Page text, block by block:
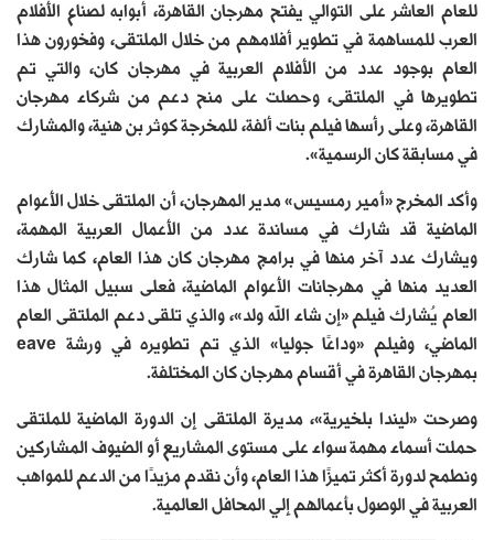
للعام العاشر على التوالي يفتح مهرجان القاهرة، أبوابه لصناع الأفلام
العرب للمساهمة في تطوير أفلامهم من خلال الملتقى، وفخورون هذا
العام بوجود عدد من الأفلام العربية في مهرجان كان، والتي تم
تطويرها في الملتقى، وحصلت على منح دعم من شركاء مهرجان
القاهرة، وعلى رأسها فيلم بنات ألفة، للمخرجة كوثر بن هنية، والمشارك
في مسابقة كان الرسمية».
وأكد المخرج «أمير رمسيس» مدير المهرجان، أن الملتقى خلال الأعوام
الماضية قد شارك في مساندة عدد من الأعمال العربية المهمة،
ويشارك عدد آخر منها في برامج مهرجان كان هذا العام، كما شارك
العديد منها في مهرجانات الأعوام الماضية، فعلى سبيل المثال هذا
العام يُشارك فيلم «إن شاء الله ولد»، والذي تلقى دعم الملتقى العام
الماضي، وفيلم «وداعًا جوليا» الذي تم تطويره في ورشة eave
بمهرجان القاهرة في أقسام مهرجان كان المختلفة.
وصرحت «ليندا بلخيرية»، مديرة الملتقى إن الدورة الماضية للملتقى
حملت أسماء مهمة سواء على مستوى المشاريع أو الضيوف المشاركين
ونطمح لدورة أكثر تميزًا هذا العام، وأن نقدم مزيدًا من الدعم للمواهب
العربية في الوصول بأعمالهم إلي المحافل العالمية.